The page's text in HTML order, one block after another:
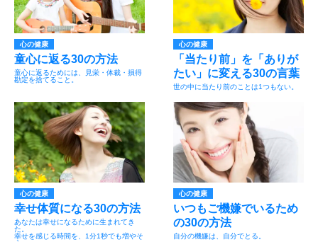
心の健康
童心に返る30の方法
童心に返るためには、見栄・体裁・損得
勘定を捨てること。
心の健康
「当たり前」を「ありが
たい」に変える30の言葉
世の中に当たり前のことは1つもない。
心の健康
幸せ体質になる30の方法
あなたは幸せになるために生まれてき
た。
幸せを感じる時間を、1分1秒でも増やそ
心の健康
いつもご機嫌でいるため
の30の方法
自分の機嫌は、自分でとる。